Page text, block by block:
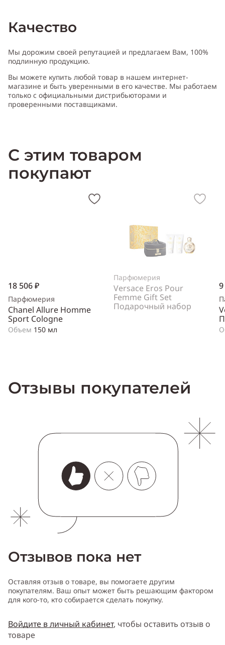
Качество
Мы дорожим своей репутацией и предлагаем Вам, 100%
подлинную продукцию.
Вы можете купить любой товар в нашем интернет-
магазине и быть уверенными в его качестве. Мы работаем
только с официальными дистрибьюторами и
проверенными поставщиками.
С этим товаром
покупают
18 506 ₽
Парфюмерия
Chanel Allure Homme
Sport Cologne
Объем 150 мл
Парфюмерия
Versace Eros Pour
Femme Gift Set
Подарочный набор
Отзывы покупателей
Отзывов пока нет
Оставляя отзыв о товаре, вы помогаете другим
покупателям. Ваш опыт может быть решающим фактором
для кого-то, кто собирается сделать покупку.
Войдите в личный кабинет, чтобы оставить отзыв о
товаре